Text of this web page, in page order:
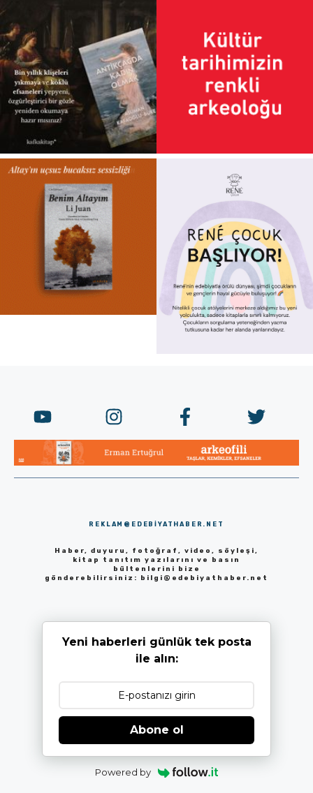
REKLAM@EDEBIYATHABER.NET
Haber, duyuru, fotoğraf, video, söyleşi,
kitap tanıtım yazılarını ve basın
bültenlerini bize
gönderebilirsiniz: bilgi@edebiyathaber.net
Yeni haberleri günlük tek posta
ile alın:
Abone ol
Powered by